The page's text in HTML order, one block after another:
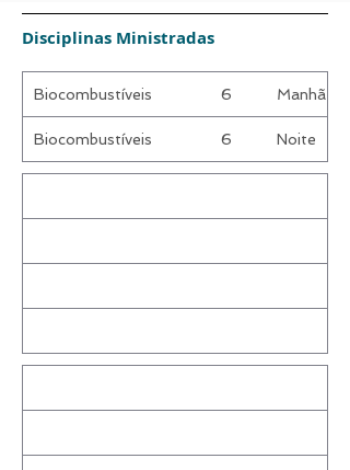
Disciplinas Ministradas
Biocombustíveis 6 Manhã
Biocombustíveis 6 Noite